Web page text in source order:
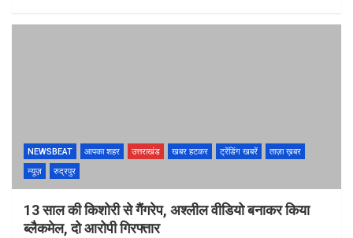
NEWSBEAT आपका शहर उत्तराखंड खबर हटकर ट्रेंडिंग खबरें
ताज़ा ख़बर
न्यूज़
रुद्रपुर
13 साल की किशोरी से गैंगरेप, अश्लील वीडियो बनाकर किया
ब्लैकमेल, दो आरोपी गिरफ्तार